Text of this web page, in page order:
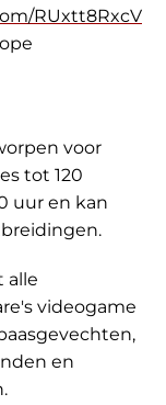
RUxtt8RxcV
voor
tot 120
uur en kan
alle
videogame
en